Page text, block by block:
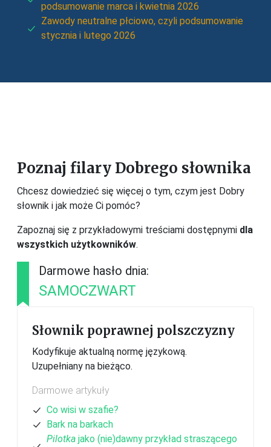
podsumowanie marca i kwietnia 2026
Zawody neutralne płciowo, czyli podsumowanie
stycznia i lutego 2026
Poznaj filary Dobrego słownika
Chcesz dowiedzieć się więcej o tym, czym jest Dobry
słownik i jak może Ci pomóc?
Zapoznaj się z przykładowymi treściami dostępnymi dla
wszystkich użytkowników.
Darmowe hasło dnia:
SAMOCZWART
Słownik poprawnej polszczyzny
Kodyfikuje aktualną normę językową.
Uzupełniany na bieżąco.
Darmowe artykuły
Co wisi w szafie?
Bark na barkach
Pilotka jako (nie)dawny przykład straszącego